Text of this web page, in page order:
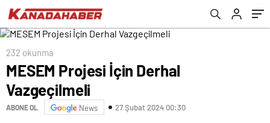
232 okunma
MESEM Projesi İçin Derhal
Vazgeçilmeli
ABONE OL News 27 Şubat 2024 00:30